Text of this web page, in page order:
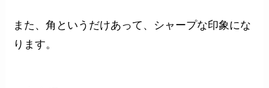
また、角というだけあって、シャープな印象にな
ります。